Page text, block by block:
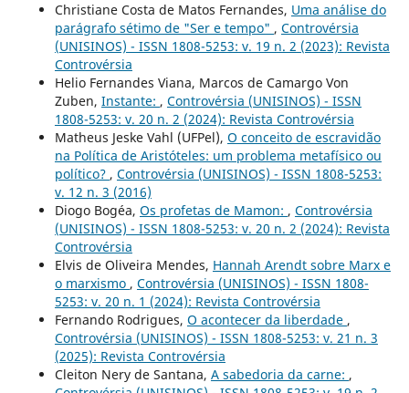
Christiane Costa de Matos Fernandes, Uma análise do
parágrafo sétimo de "Ser e tempo" , Controvérsia
(UNISINOS) - ISSN 1808-5253: v. 19 n. 2 (2023): Revista
Controvérsia
Helio Fernandes Viana, Marcos de Camargo Von
Zuben, Instante: , Controvérsia (UNISINOS) - ISSN
1808-5253: v. 20 n. 2 (2024): Revista Controvérsia
Matheus Jeske Vahl (UFPel), O conceito de escravidão
na Política de Aristóteles: um problema metafísico ou
político? , Controvérsia (UNISINOS) - ISSN 1808-5253:
v. 12 n. 3 (2016)
Diogo Bogéa, Os profetas de Mamon: , Controvérsia
(UNISINOS) - ISSN 1808-5253: v. 20 n. 2 (2024): Revista
Controvérsia
Elvis de Oliveira Mendes, Hannah Arendt sobre Marx e
o marxismo , Controvérsia (UNISINOS) - ISSN 1808-
5253: v. 20 n. 1 (2024): Revista Controvérsia
Fernando Rodrigues, O acontecer da liberdade ,
Controvérsia (UNISINOS) - ISSN 1808-5253: v. 21 n. 3
(2025): Revista Controvérsia
Cleiton Nery de Santana, A sabedoria da carne: ,